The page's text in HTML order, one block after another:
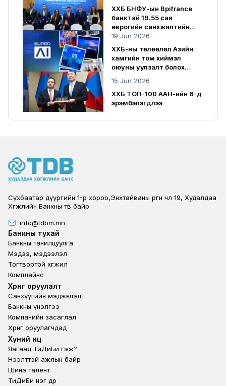
ХХБ БНФУ-ын Bpifrance
банктай 19.55 сая
еврогийн санхүүжилтийн
гэрээ байгууллаа
19 Jun 2026
ХХБ-ны төлөөлөл Азийн
хамгийн том хиймэл
оюуны уулзалт болох
15 Jun 2026
ХХБ ТОП-100 ААН-ийн 6-д
эрэмбэлэгдлээ
Сүхбаатар дүүргийн 1-р хороо,Энхтайваны өргөн чөлөө 19, Худалдаа
Хөгжлийн Банкны төв байр
info@tdbm.mn
Footer
Банкны тухай
Банкны танилцуулга
Мэдээ, мэдээлэл
Тогтвортой хөгжил
Комплайнс
Footer third
Хөрөнгө оруулалт
Санхүүгийн мэдээлэл
Банкны үнэлгээ
Компанийн засаглал
Хөрөнгө оруулагчдад
Footer second
Хүний нөөц
Яагаад ТиДиБи гэж?
Нээлттэй ажлын байр
Шинэ талент
ТиДиБи нэг өдөр